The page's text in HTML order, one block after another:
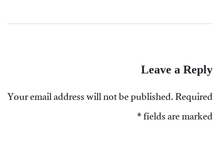
Leave a Reply
Your email address will not be published.Required
fields are marked
*